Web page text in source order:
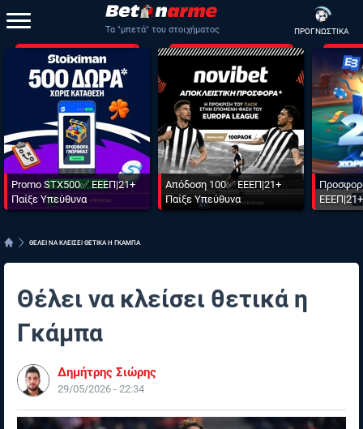
Τα "μπετά" του στοιχήματος ΠΡΟΓΝΩΣΤΙΚΑ
Promo STX500✅ ΕΕΕΠ|21+
Παίξε Υπεύθυνα
Απόδοση 100✅ ΕΕΕΠ|21+
Παίξε Υπεύθυνα
ΘΕΛΕΙ ΝΑ ΚΛΕΙΣΕΙ ΘΕΤΙΚΑ Η ΓΚΑΜΠΑ
Θέλει να κλείσει θετικά η
Γκάμπα
Δημήτρης Σιώρης
29/05/2026 - 22:34